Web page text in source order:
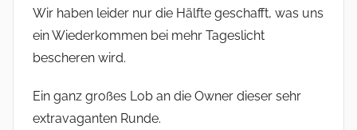
Wir haben leider nur die Hälfte geschafft, was uns
ein Wiederkommen bei mehr Tageslicht
bescheren wird.
Ein ganz großes Lob an die Owner dieser sehr
extravaganten Runde.